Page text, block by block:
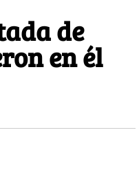
de
en él